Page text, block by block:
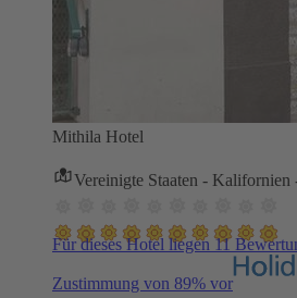
Mithila Hotel
Vereinigte Staaten - Kalifornien
Für dieses Hotel liegen 11
Zustimmung von 89% vor